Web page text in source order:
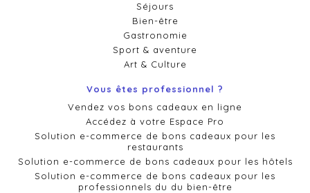
Séjours
Bien-être
Gastronomie
Sport & aventure
Art & Culture
Vous êtes professionnel ?
Vendez vos bons cadeaux en ligne
Accédez à votre Espace Pro
Solution e-commerce de bons cadeaux pour les
restaurants
Solution e-commerce de bons cadeaux pour les hôtels
Solution e-commerce de bons cadeaux pour les
professionnels du du bien-être